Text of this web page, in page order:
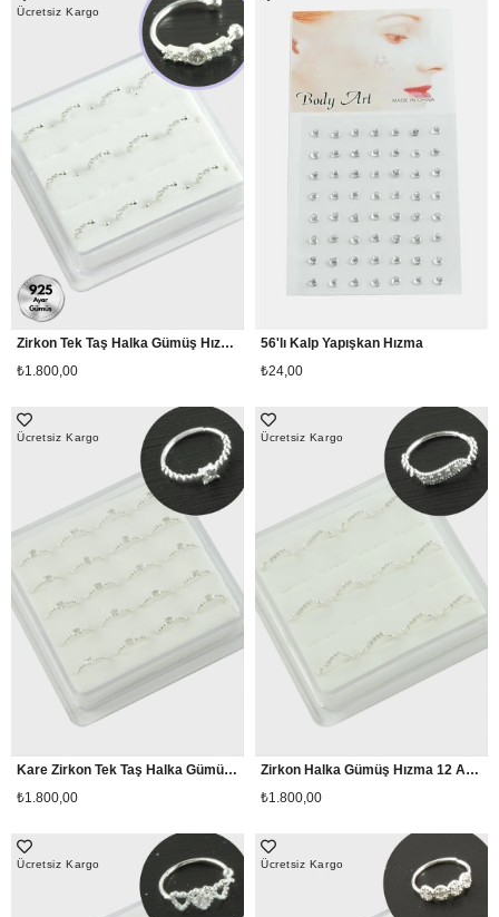
Zirkon Tek Taş Halka Gümüş Hızma 12 Adet
₺1.800,00
Ücretsiz Kargo
56'lı Kalp Yapışkan Hızma
₺24,00
Kare Zirkon Tek Taş Halka Gümüş Hızma 20 Adet
₺1.800,00
Ücretsiz Kargo
Zirkon Halka Gümüş Hızma 12 Adet
₺1.800,00
Ücretsiz Kargo
Ücretsiz Kargo Ücretsiz Kargo